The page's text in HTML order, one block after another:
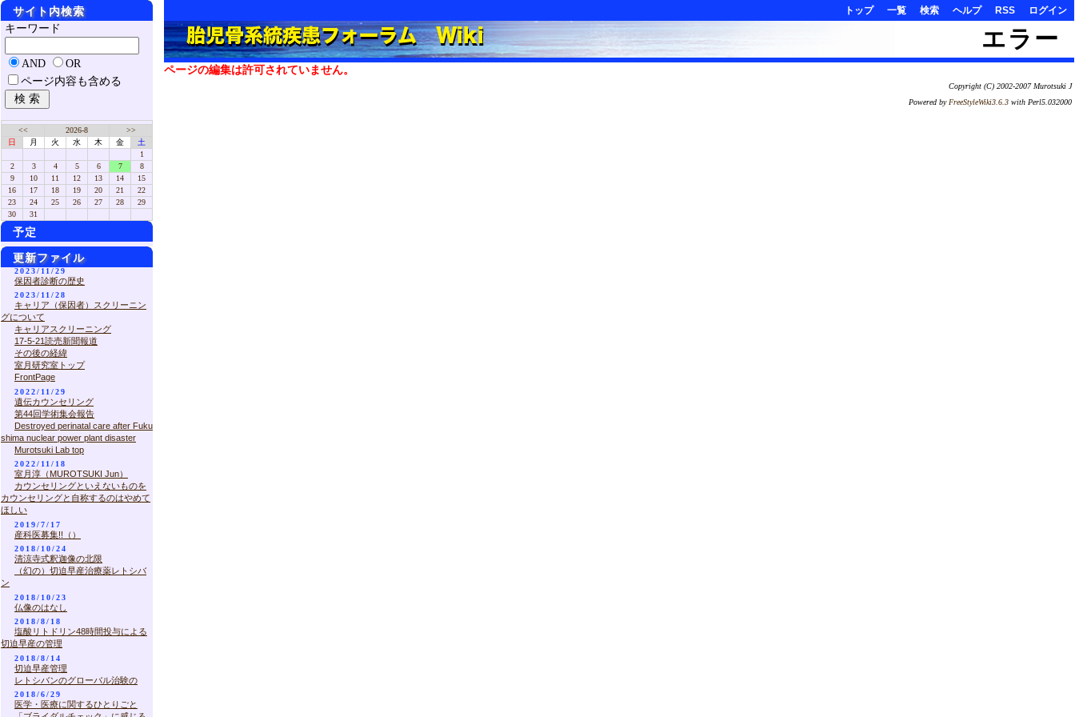
トップ 一覧 検索 ヘルプ RSS ログイン
エラー
ページの編集は許可されていません。
Copyright (C) 2002-2007 Murotsuki J
Powered by FreeStyleWiki3.6.3 with Perl5.032000
サイト内検索
キーワード
AND
OR
ページ内容も含める
<< 2026-8
>>
日
月 火 水 木 金
土
1
2
3 4 5 6 7
8
9
10 11 12 13 14
15
16
17 18 19 20 21
22
23
24 25 26 27 28
29
30
31
予定
更新ファイル
2023/11/29
保因者診断の歴史
2023/11/28
キャリア（保因者）スクリーニン
グについて
キャリアスクリーニング
17-5-21読売新聞報道
その後の経緯
室月研究室トップ
FrontPage
2022/11/29
遺伝カウンセリング
第44回学術集会報告
Destroyed perinatal care after Fuku
shima nuclear power plant disaster
Murotsuki Lab top
2022/11/18
室月淳（MUROTSUKI Jun）
カウンセリングといえないものを
カウンセリングと自称するのはやめて
ほしい
2019/7/17
産科医募集!!（）
2018/10/24
清涼寺式釈迦像の北限
（幻の）切迫早産治療薬レトシバ
ン
2018/10/23
仏像のはなし
2018/8/18
塩酸リトドリン48時間投与による
切迫早産の管理
2018/8/14
切迫早産管理
レトシバンのグローバル治験の
2018/6/29
医学・医療に関するひとりごと